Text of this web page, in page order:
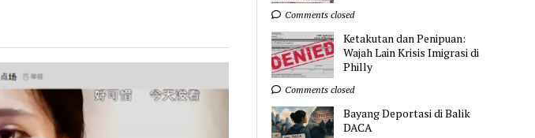
Comments closed
Ketakutan dan Penipuan:
Wajah Lain Krisis Imigrasi di
Philly
Comments closed
Bayang Deportasi di Balik
DACA